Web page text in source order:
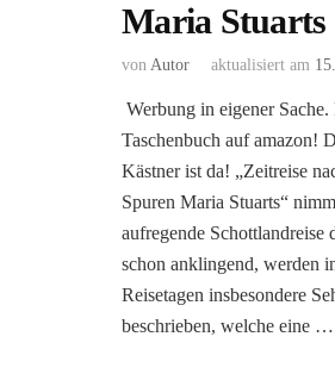
Maria Stuarts
von Autor aktualisiert am
Werbung in eigener
Taschenbuch auf amazon!
Kästner ist da! „Zeitreise
Spuren Maria Stuarts“
aufregende
schon anklingend, werden
Reisetagen insbesondere
beschrieben, welche eine …